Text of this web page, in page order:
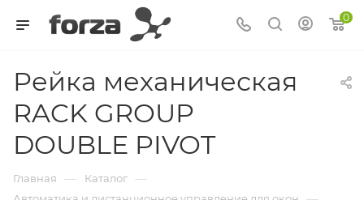
0
Рейка механическая
RACK GROUP
DOUBLE PIVOT
Главная — Каталог —